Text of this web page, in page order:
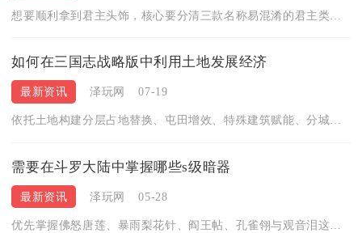
如何在三国志战略版中利用土地发展经济
最新资讯 泽玩网 07-19
依托土地构建分层占地替换、屯田增效、特殊建筑赋能、分城联动布...
需要在斗罗大陆中掌握哪些s级暗器
最新资讯 泽玩网 05-28
优先掌握佛怒唐莲、暴雨梨花针、阎王帖、孔雀翎与观音泪这五款S...